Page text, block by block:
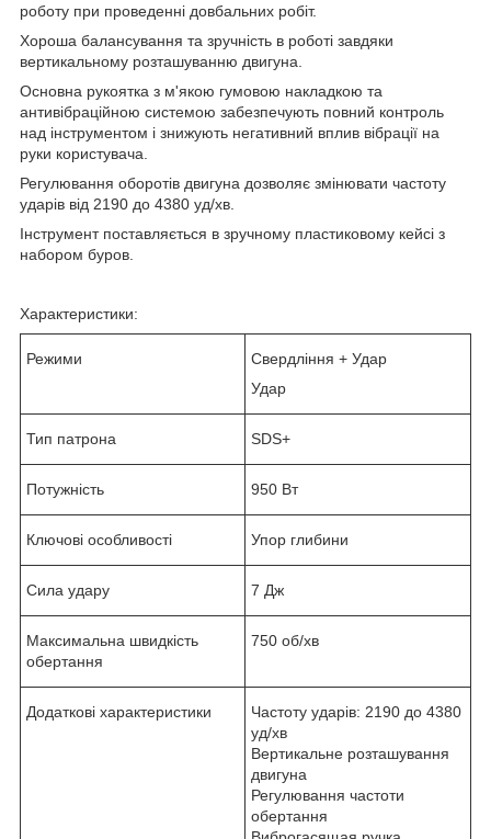
роботу при проведенні довбальних робіт.
Хороша балансування та зручність в роботі завдяки
вертикальному розташуванню двигуна.
Основна рукоятка з м'якою гумовою накладкою та
антивібраційною системою забезпечують повний контроль
над інструментом і знижують негативний вплив вібрації на
руки користувача.
Регулювання оборотів двигуна дозволяє змінювати частоту
ударів від 2190 до 4380 уд/хв.
Інструмент поставляється в зручному пластиковому кейсі з
набором буров.
Характеристики:
Режими
Свердління + Удар
Удар
Тип патрона SDS+
Потужність 950 Вт
Ключові особливості Упор глибини
Сила удару 7 Дж
Максимальна швидкість
обертання
750 об/хв
Додаткові характеристики
Частоту ударів: 2190 до 4380
уд/хв
Вертикальне розташування
двигуна
Регулювання частоти
обертання